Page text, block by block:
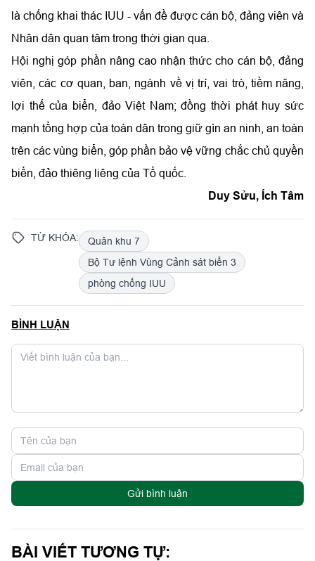
là chống khai thác IUU - vấn đề được cán bộ, đảng viên và
Nhân dân quan tâm trong thời gian qua.
Hội nghị góp phần nâng cao nhận thức cho cán bộ, đảng
viên, các cơ quan, ban, ngành về vị trí, vai trò, tiềm năng,
lợi thế của biển, đảo Việt Nam; đồng thời phát huy sức
mạnh tổng hợp của toàn dân trong giữ gìn an ninh, an toàn
trên các vùng biển, góp phần bảo vệ vững chắc chủ quyền
biển, đảo thiêng liêng của Tổ quốc.
Duy Sửu, Ích Tâm
TỪ KHÓA:
Quân khu 7
Bộ Tư lệnh Vùng Cảnh sát biển 3
phòng chống IUU
BÌNH LUẬN
Gửi bình luận
BÀI VIẾT TƯƠNG TỰ: